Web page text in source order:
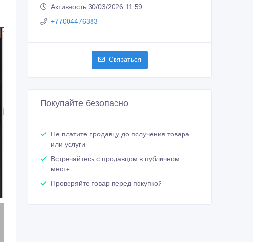
Активность 30/03/2026 11:59
+77004476383
Связаться
Покупайте безопасно
Не платите продавцу до получения товара
или услуги
Встречайтесь с продавцом в публичном
месте
Проверяйте товар перед покупкой